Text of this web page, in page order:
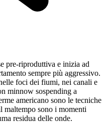
pre-riproduttiva e inizia ad
sempre più aggressivo.
foci dei fiumi, nei canali e
minnow sospending a
americano sono le tecniche
sono i momenti
residua delle onde.